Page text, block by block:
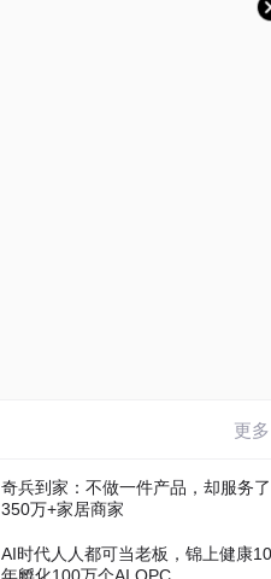
更多
奇兵到家：不做一件产品，却服务了
350万+家居商家
AI时代人人都可当老板，锦上健康10